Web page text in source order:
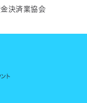
決済業協会
ト